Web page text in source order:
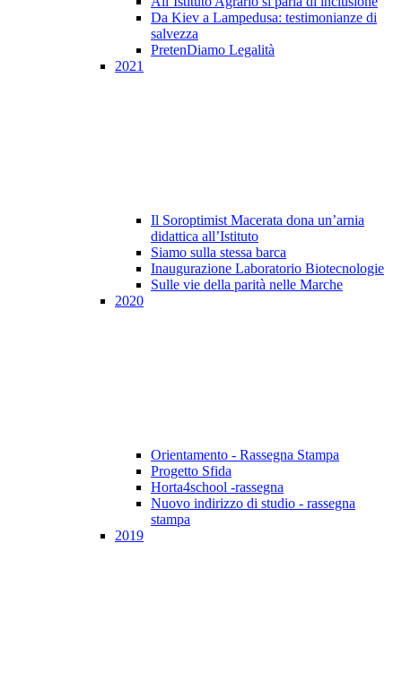
Da Kiev a Lampedusa: testimonianze di
salvezza
PretenDiamo Legalità
2021
Il Soroptimist Macerata dona un’arnia
didattica all’Istituto
Siamo sulla stessa barca
Inaugurazione Laboratorio Biotecnologie
Sulle vie della parità nelle Marche
2020
Orientamento - Rassegna Stampa
Progetto Sfida
Horta4school -rassegna
Nuovo indirizzo di studio - rassegna
stampa
2019